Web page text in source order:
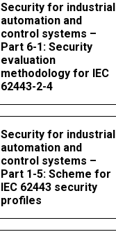
Security for industrial
automation and
control systems –
Part 6-1: Security
evaluation
methodology for IEC
62443-2-4
Security for industrial
automation and
control systems –
Part 1-5: Scheme for
IEC 62443 security
profiles